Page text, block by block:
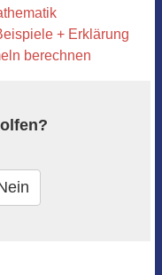
+ Erklärung
berechnen